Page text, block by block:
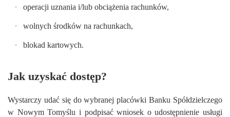
operacji uznania i/lub obciążenia rachunków,
wolnych środków na rachunkach,
blokad kartowych.
Jak uzyskać dostęp?
Wystarczy udać się do wybranej placówki Banku Spółdzielczego
w Nowym Tomyślu i podpisać wniosek o udostępnienie usługi